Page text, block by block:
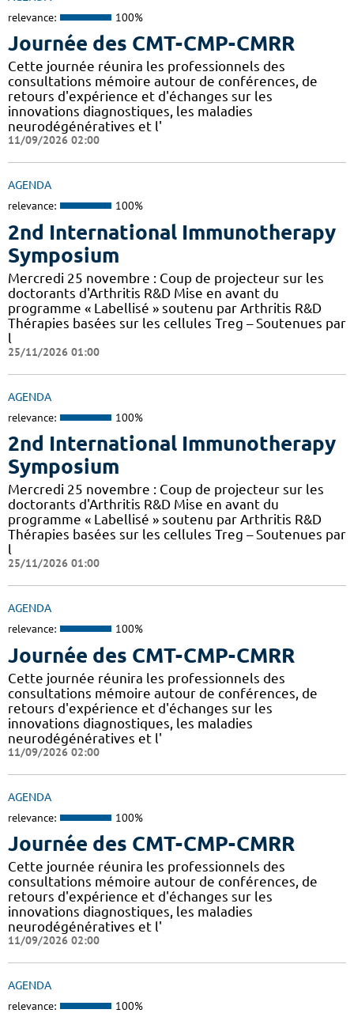
relevance: 100%
Journée des CMT-CMP-CMRR
Cette journée réunira les professionnels des
consultations mémoire autour de conférences, de
retours d'expérience et d'échanges sur les
innovations diagnostiques, les maladies
neurodégénératives et l'
11/09/2026 02:00
AGENDA
relevance: 100%
2nd International Immunotherapy
Symposium
Mercredi 25 novembre : Coup de projecteur sur les
doctorants d'Arthritis R&D Mise en avant du
programme « Labellisé » soutenu par Arthritis R&D
Thérapies basées sur les cellules Treg – Soutenues par
l
25/11/2026 01:00
AGENDA
relevance: 100%
2nd International Immunotherapy
Symposium
Mercredi 25 novembre : Coup de projecteur sur les
doctorants d'Arthritis R&D Mise en avant du
programme « Labellisé » soutenu par Arthritis R&D
Thérapies basées sur les cellules Treg – Soutenues par
l
25/11/2026 01:00
AGENDA
relevance: 100%
Journée des CMT-CMP-CMRR
Cette journée réunira les professionnels des
consultations mémoire autour de conférences, de
retours d'expérience et d'échanges sur les
innovations diagnostiques, les maladies
neurodégénératives et l'
11/09/2026 02:00
AGENDA
relevance: 100%
Journée des CMT-CMP-CMRR
Cette journée réunira les professionnels des
consultations mémoire autour de conférences, de
retours d'expérience et d'échanges sur les
innovations diagnostiques, les maladies
neurodégénératives et l'
11/09/2026 02:00
AGENDA
relevance: 100%